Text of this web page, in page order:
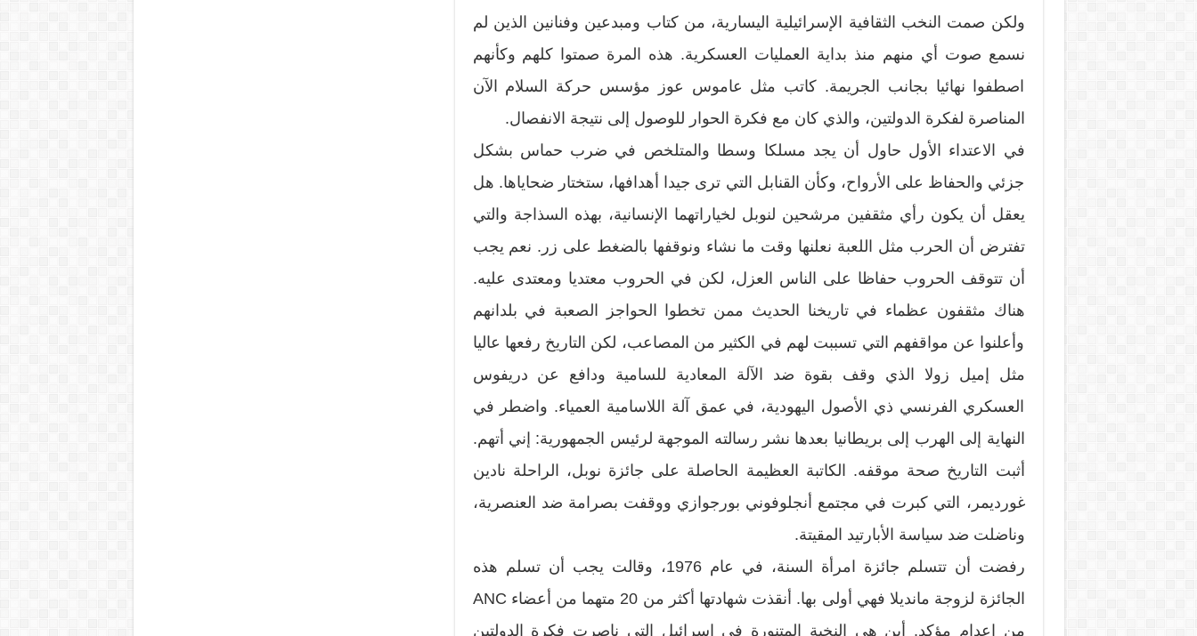
ولكن صمت النخب الثقافية الإسرائيلية اليسارية، من كتاب ومبدعين وفنانين الذين لم
نسمع صوت أي منهم منذ بداية العمليات العسكرية. هذه المرة صمتوا كلهم وكأنهم
اصطفوا نهائيا بجانب الجريمة. كاتب مثل عاموس عوز مؤسس حركة السلام الآن
المناصرة لفكرة الدولتين، والذي كان مع فكرة الحوار للوصول إلى نتيجة الانفصال.
في الاعتداء الأول حاول أن يجد مسلكا وسطا والمتلخص في ضرب حماس بشكل
جزئي والحفاظ على الأرواح، وكأن القنابل التي ترى جيدا أهدافها، ستختار ضحاياها. هل
يعقل أن يكون رأي مثقفين مرشحين لنوبل لخياراتهما الإنسانية، بهذه السذاجة والتي
تفترض أن الحرب مثل اللعبة نعلنها وقت ما نشاء ونوقفها بالضغط على زر. نعم يجب
أن تتوقف الحروب حفاظا على الناس العزل، لكن في الحروب معتديا ومعتدى عليه.
هناك مثقفون عظماء في تاريخنا الحديث ممن تخطوا الحواجز الصعبة في بلدانهم
وأعلنوا عن مواقفهم التي تسببت لهم في الكثير من المصاعب، لكن التاريخ رفعها عاليا
مثل إميل زولا الذي وقف بقوة ضد الآلة المعادية للسامية ودافع عن دريفوس
العسكري الفرنسي ذي الأصول اليهودية، في عمق آلة اللاسامية العمياء. واضطر في
النهاية إلى الهرب إلى بريطانيا بعدها نشر رسالته الموجهة لرئيس الجمهورية: إني أتهم.
أثبت التاريخ صحة موقفه. الكاتبة العظيمة الحاصلة على جائزة نوبل، الراحلة نادين
غورديمر، التي كبرت في مجتمع أنجلوفوني بورجوازي ووقفت بصرامة ضد العنصرية،
وناضلت ضد سياسة الأبارتيد المقيتة.
رفضت أن تتسلم جائزة امرأة السنة، في عام 1976، وقالت يجب أن تسلم هذه
الجائزة لزوجة مانديلا فهي أولى بها. أنقذت شهادتها أكثر من 20 متهما من أعضاء ANC
من إعدام مؤكد. أين هي النخبة المتنورة في إسرائيل التي ناصرت فكرة الدولتين